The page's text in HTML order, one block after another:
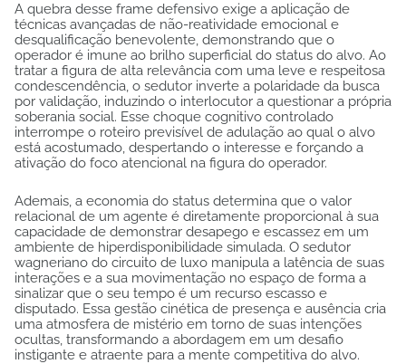
A quebra desse frame defensivo exige a aplicação de
técnicas avançadas de não-reatividade emocional e
desqualificação benevolente, demonstrando que o
operador é imune ao brilho superficial do status do alvo. Ao
tratar a figura de alta relevância com uma leve e respeitosa
condescendência, o sedutor inverte a polaridade da busca
por validação, induzindo o interlocutor a questionar a própria
soberania social. Esse choque cognitivo controlado
interrompe o roteiro previsível de adulação ao qual o alvo
está acostumado, despertando o interesse e forçando a
ativação do foco atencional na figura do operador.
Ademais, a economia do status determina que o valor
relacional de um agente é diretamente proporcional à sua
capacidade de demonstrar desapego e escassez em um
ambiente de hiperdisponibilidade simulada. O sedutor
wagneriano do circuito de luxo manipula a latência de suas
interações e a sua movimentação no espaço de forma a
sinalizar que o seu tempo é um recurso escasso e
disputado. Essa gestão cinética de presença e ausência cria
uma atmosfera de mistério em torno de suas intenções
ocultas, transformando a abordagem em um desafio
instigante e atraente para a mente competitiva do alvo.